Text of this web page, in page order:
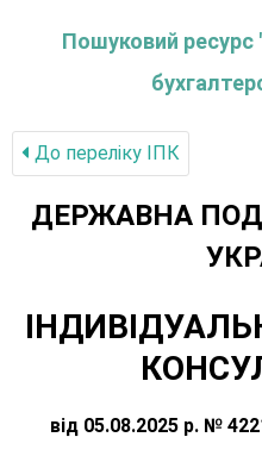
Пошуковий ресурс
До переліку IПК
ДЕРЖАВНА
від 05.08.2025 р. №